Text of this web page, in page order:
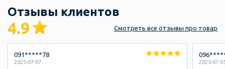
Отзывы клиентов
4.9 Смотреть все отзывы про товар
091*****78
2025-07-07 2025-07-